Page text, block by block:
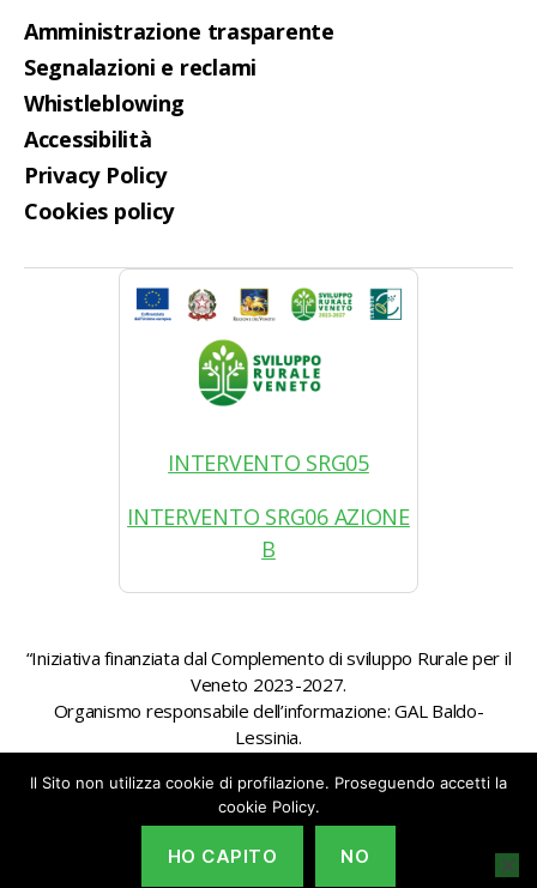
Amministrazione trasparente
Segnalazioni e reclami
Whistleblowing
Accessibilità
Privacy Policy
Cookies policy
INTERVENTO SRG05
INTERVENTO SRG06 AZIONE
B
“Iniziativa finanziata dal Complemento di sviluppo Rurale per il
Veneto 2023-2027.
Organismo responsabile dell’informazione: GAL Baldo-
Lessinia.
Bonifica e Irrigazione”
Il Sito non utilizza cookie di profilazione. Proseguendo accetti la
cookie Policy.
HO CAPITO NO